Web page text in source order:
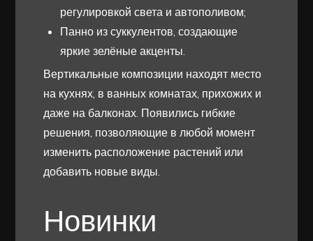
регулировкой света и автополивом;
Панно из суккулентов, создающие
яркие зелёные акценты.
Вертикальные композиции находят место
на кухнях, в ванных комнатах, прихожих и
даже на балконах. Появились гибкие
решения, позволяющие в любой момент
изменить расположение растений или
добавить новые виды.
Новинки